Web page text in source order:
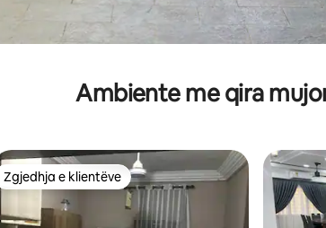
Ambiente me qira
Zgjedhja e klientëve
Zgjedhja e klientëve